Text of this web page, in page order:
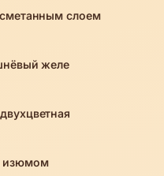
слоем
желе
изюмом